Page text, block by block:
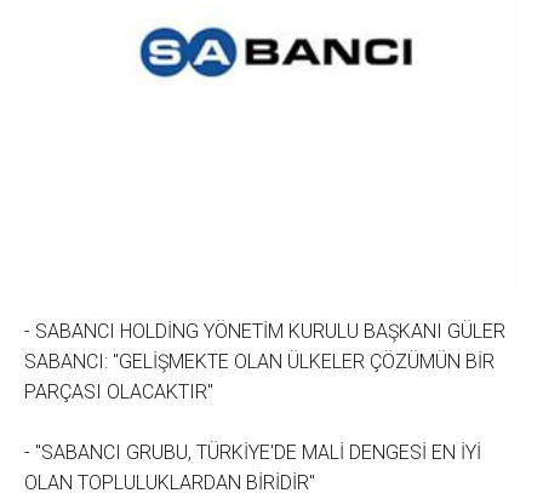
- SABANCI HOLDİNG YÖNETİM KURULU BAŞKANI GÜLER
SABANCI: "GELİŞMEKTE OLAN ÜLKELER ÇÖZÜMÜN BİR
PARÇASI OLACAKTIR"
- "SABANCI GRUBU, TÜRKİYE'DE MALİ DENGESİ EN İYİ
OLAN TOPLULUKLARDAN BİRİDİR"